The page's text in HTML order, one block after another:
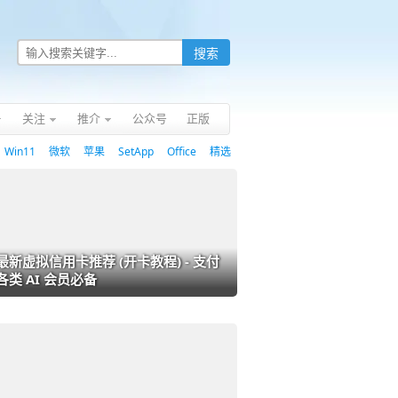
关注 推介 公众号 正版
Win11 微软 苹果 SetApp Office 精选
新虚拟信用卡推荐 (开卡教程) - 支付
类 AI 会员必备